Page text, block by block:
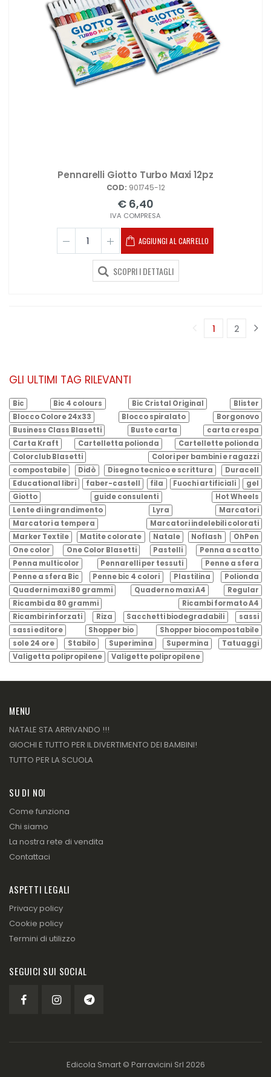
Pennarelli Giotto Turbo Maxi 12pz
COD: 901745-12
€ 6,40
IVA COMPRESA
AGGIUNGI AL CARRELLO
SCOPRI I DETTAGLI
1(corrente)
2
GLI ULTIMI TAG RILEVANTI
Bic Bic 4 colours Bic Cristal Original
Blister
Blocco Colore 24x33
Blocco spiralato
Borgonovo
Business Class Blasetti
Buste carta
carta crespa
Carta Kraft
Cartelletta polionda
Cartellette polionda
Colorclub Blasetti
Colori per bambini e ragazzi
compostabile
Didò Disegno tecnico e scrittura
Duracell
Educational libri
faber-castell fila Fuochi artificiali
gel
Giotto
guide consulenti
Hot Wheels
Lente di ingrandimento
Lyra
Marcatori
Marcatori a tempera
Marcatori indelebili colorati
Marker Textile
Matite colorate Natale Noflash
OhPen
One color
One Color Blasetti Pastelli
Penna a scatto
Penna multicolor
Pennarelli per tessuti
Penne a sfera
Penne a sfera Bic
Penne bic 4 colori Plastilina
Polionda
Quaderni maxi 80 grammi
Quaderno maxi A4
Regular
Ricambi da 80 grammi
Ricambi formato A4
Ricambi rinforzati
Riza Sacchetti biodegradabili
sassi
sassi editore
Shopper bio
Shopper biocompostabile
sole 24 ore
Stabilo Superimina Supermina
Tatuaggi
Valigetta polipropilene
Valigette polipropilene
MENU
NATALE STA ARRIVANDO !!!
GIOCHI E TUTTO PER IL DIVERTIMENTO DEI BAMBINI!
TUTTO PER LA SCUOLA
SU DI NOI
Come funziona
Chi siamo
La nostra rete di vendita
Contattaci
ASPETTI LEGALI
Privacy policy
Cookie policy
Termini di utilizzo
SEGUICI SUI SOCIAL
Edicola Smart © Parravicini Srl 2026